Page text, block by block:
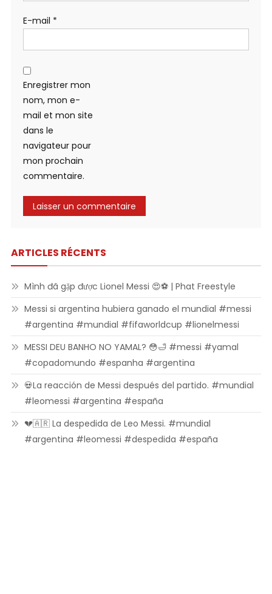
E-mail *
Enregistrer mon
nom, mon e-
mail et mon site
dans le
navigateur pour
mon prochain
commentaire.
ARTICLES RÉCENTS
Mình đã gặp được Lionel Messi 😍⚽ | Phat Freestyle
Messi si argentina hubiera ganado el mundial #messi
#argentina #mundial #fifaworldcup #lionelmessi
MESSI DEU BANHO NO YAMAL? 😳🛁 #messi #yamal
#copadomundo #espanha #argentina
💀La reacción de Messi después del partido. #mundial
#leomessi #argentina #españa
💔🇦🇷 La despedida de Leo Messi. #mundial
#argentina #leomessi #despedida #españa